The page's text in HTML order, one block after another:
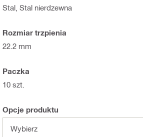
Stal, Stal nierdzewna
Rozmiar trzpienia
22.2 mm
Paczka
10 szt.
Opcje produktu
Wybierz